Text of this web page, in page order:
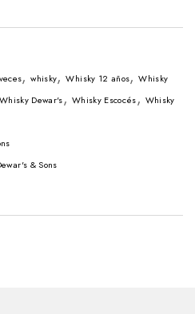
,whisky,Whisky 12 años,Whisky
Whisky Dewar's, Whisky Escocés, Whisky
& Sons